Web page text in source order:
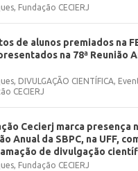
, Fundação CECIERJ
de alunos premiados na
na 78ª Reunião
, DIVULGAÇÃO CIENTÍFICA,
CECIERJ
Cecierj marca presença
Anual da SBPC, na UFF,
de divulgação
, Fundação CECIERJ